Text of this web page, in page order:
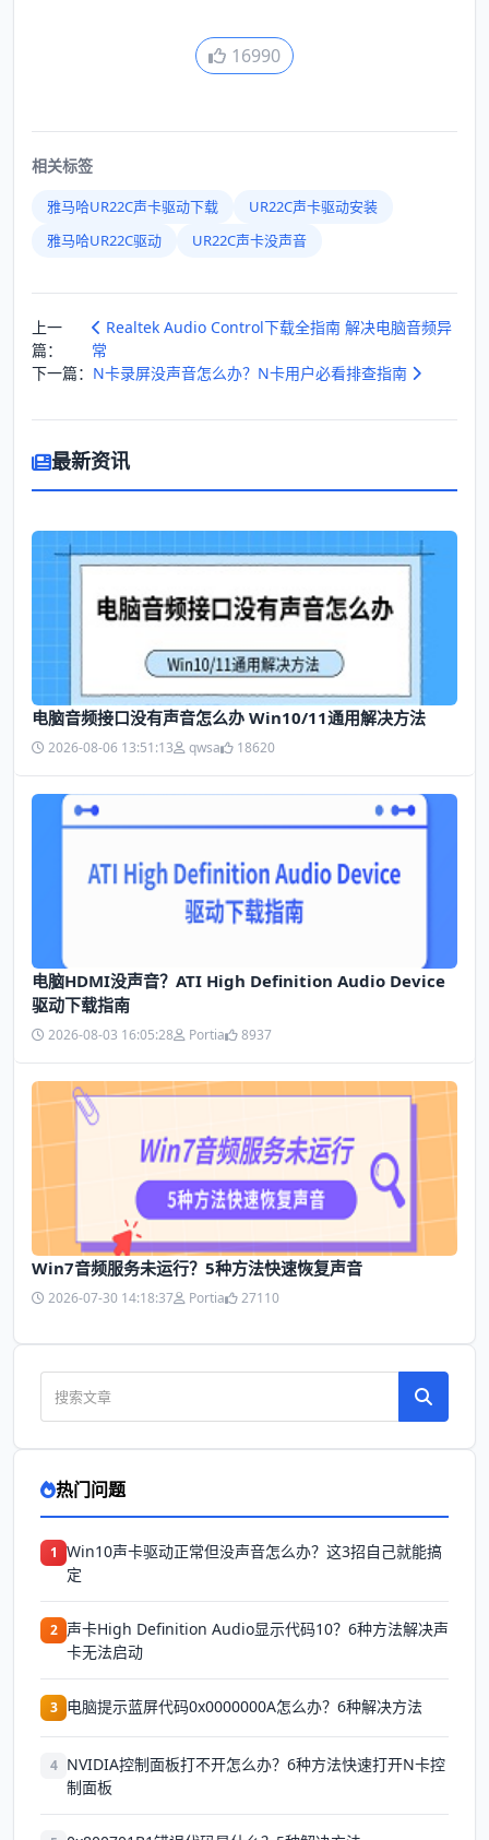
16990
相关标签
雅马哈UR22C声卡驱动下载
UR22C声卡驱动安装
雅马哈UR22C驱动
UR22C声卡没声音
上一
篇：
Realtek Audio Control下载全指南 解决电脑音频异
常
下一篇： N卡录屏没声音怎么办？N卡用户必看排查指南
最新资讯
电脑音频接口没有声音怎么办 Win10/11通用解决方法
2026-08-06 13:51:13 qwsa 18620
电脑HDMI没声音？ATI High Definition Audio Device
驱动下载指南
2026-08-03 16:05:28 Portia 8937
Win7音频服务未运行？5种方法快速恢复声音
2026-07-30 14:18:37 Portia 27110
热门问题
1 Win10声卡驱动正常但没声音怎么办？这3招自己就能搞
定
2 声卡High Definition Audio显示代码10？6种方法解决声
卡无法启动
3 电脑提示蓝屏代码0x0000000A怎么办？6种解决方法
4 NVIDIA控制面板打不开怎么办？6种方法快速打开N卡控
制面板